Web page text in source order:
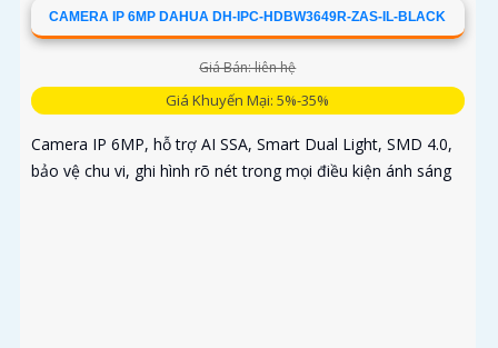
CAMERA IP 6MP DAHUA DH-IPC-HDBW3649R-ZAS-IL-BLACK
Giá Bán: liên hệ
Giá Khuyến Mại: 5%-35%
Camera IP 6MP, hỗ trợ AI SSA, Smart Dual Light, SMD 4.0,
bảo vệ chu vi, ghi hình rõ nét trong mọi điều kiện ánh sáng